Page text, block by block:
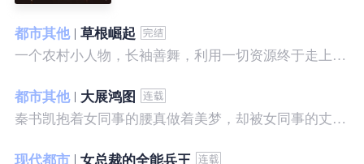
都市其他
草根崛起
一个农村小人物，长袖善舞，利用一切资源终于走上人生巅峰
都市其他
大展鸿图
秦书凯抱着女同事的腰真做着美梦，却被女同事的丈夫发现，解释说是正常工作......被打击报复，得到漂亮女邻居的帮助，从此不断高升……
现代都市
女总裁的全能兵王